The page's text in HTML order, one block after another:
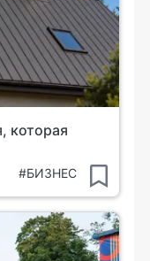
которая
#БИЗНЕС